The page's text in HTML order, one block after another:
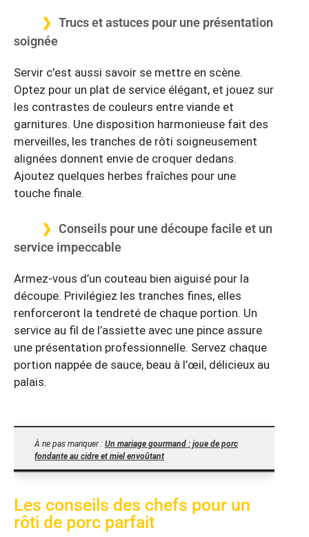
Trucs et astuces pour une présentation
soignée
Servir c’est aussi savoir se mettre en scène.
Optez pour un plat de service élégant, et jouez sur
les contrastes de couleurs entre viande et
garnitures. Une disposition harmonieuse fait des
merveilles, les tranches de rôti soigneusement
alignées donnent envie de croquer dedans.
Ajoutez quelques herbes fraîches pour une
touche finale.
Conseils pour une découpe facile et un
service impeccable
Armez-vous d’un couteau bien aiguisé pour la
découpe. Privilégiez les tranches fines, elles
renforceront la tendreté de chaque portion. Un
service au fil de l’assiette avec une pince assure
une présentation professionnelle. Servez chaque
portion nappée de sauce, beau à l’œil, délicieux au
palais.
À ne pas manquer : Un mariage gourmand : joue de porc
fondante au cidre et miel envoûtant
Les conseils des chefs pour un
rôti de porc parfait